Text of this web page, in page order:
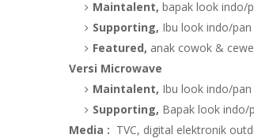
Maintalent, bapak look indo/
Supporting, Ibu look indo/
Featured, anak cowok &
Versi Microwave
Maintalent, Ibu look indo/
Supporting, Bapak look indo/
Media : TVC, digital elektronik